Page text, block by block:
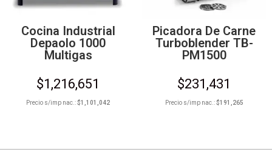
Cocina Industrial
Depaolo 1000
Multigas
$1,216,651
Precio s/imp nac.:$1,101,042
Picadora De Carne
Turboblender TB-
PM1500
$231,431
Precio s/imp nac.:$191,265